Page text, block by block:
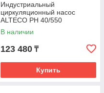
Индустриальный
циркуляционный насос
ALTECO PH 40/550
В наличии
123 480 ₸
Купить